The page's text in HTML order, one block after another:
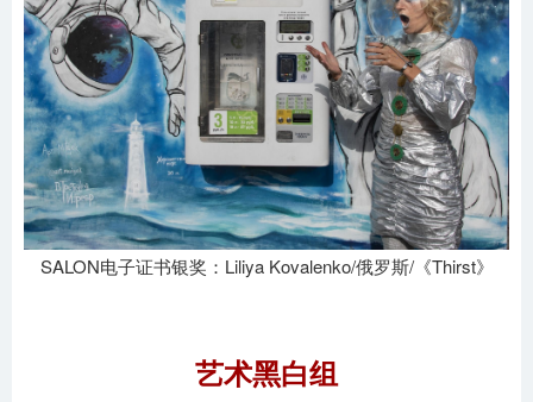
SALON电子证书银奖：Liliya Kovalenko/俄罗斯/《Thirst》
艺术黑白组